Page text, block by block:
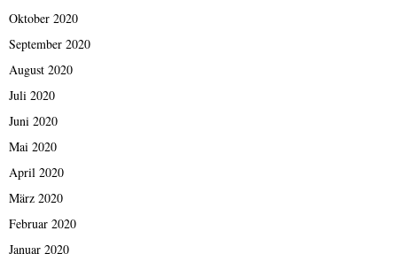
Oktober 2020
September 2020
August 2020
Juli 2020
Juni 2020
Mai 2020
April 2020
März 2020
Februar 2020
Januar 2020